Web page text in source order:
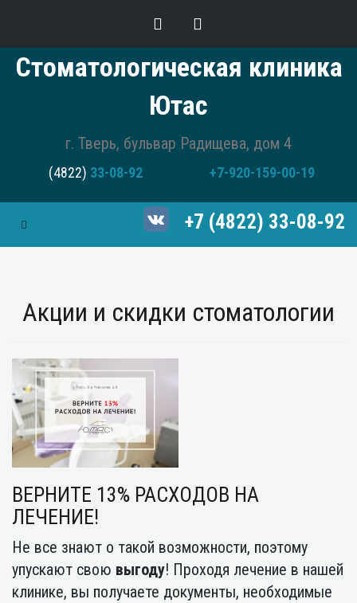
Стоматологическая клиника
Ютас
г. Тверь, бульвар Радищева, дом 4
(4822) 33-08-92 +7-920-159-00-19
Toggle Navigation +7 (4822) 33-08-92
Акции и скидки стоматологии
ВЕРНИТЕ 13% РАСХОДОВ НА
ЛЕЧЕНИЕ!
Не все знают о такой возможности, поэтому
упускают свою выгоду! Проходя лечение в нашей
клинике, вы получаете документы, необходимые